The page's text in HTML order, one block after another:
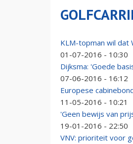
KLM-topman wil dat
01-07-2016 - 10:30
Dijksma: 'Goede
07-06-2016 - 16:12
Europese
11-05-2016 - 10:21
'Geen bewijs van
19-01-2016 - 22:50
VNV: prioriteit voor